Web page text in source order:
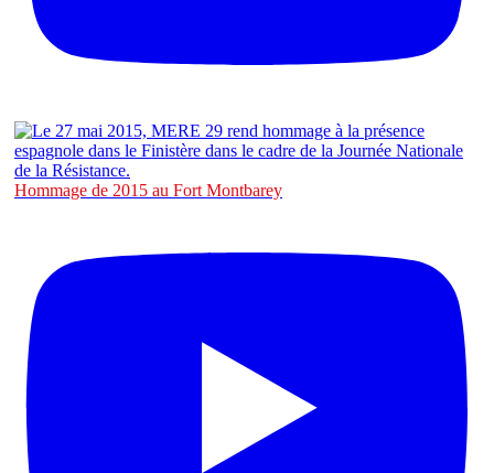
Hommage de 2015 au Fort Montbarey